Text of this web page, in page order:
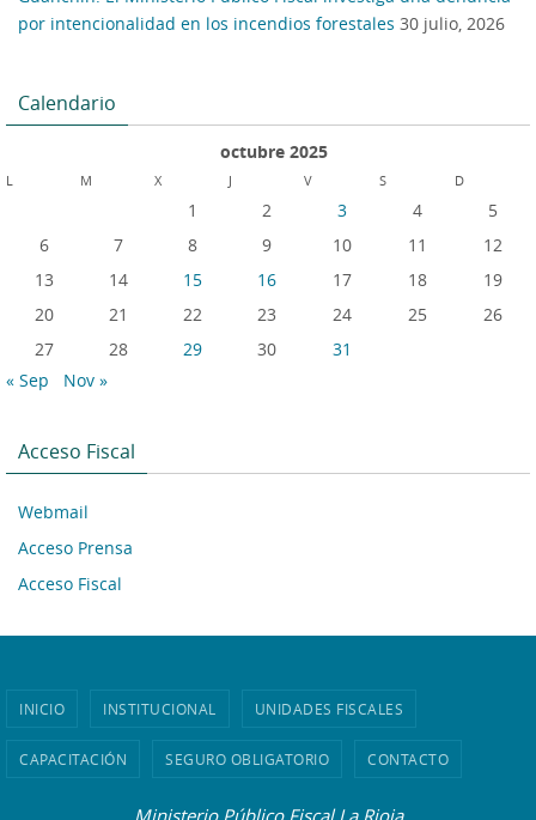
por intencionalidad en los incendios forestales 30 julio, 2026
Calendario
octubre 2025
L M X J V S D
1 2 3 4
5
6
7 8 9 10 11
12
13
14 15 16 17 18
19
20
21 22 23 24 25
26
27
28 29 30
31
« Sep
Nov »
Acceso Fiscal
Webmail
Acceso Prensa
Acceso Fiscal
INICIO INSTITUCIONAL UNIDADES FISCALES
CAPACITACIÓN SEGURO OBLIGATORIO CONTACTO